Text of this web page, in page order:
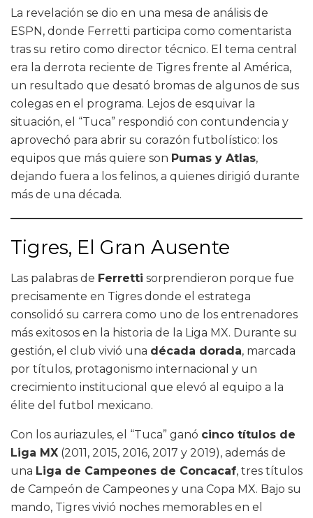
La revelación se dio en una mesa de análisis de
ESPN, donde Ferretti participa como comentarista
tras su retiro como director técnico. El tema central
era la derrota reciente de Tigres frente al América,
un resultado que desató bromas de algunos de sus
colegas en el programa. Lejos de esquivar la
situación, el “Tuca” respondió con contundencia y
aprovechó para abrir su corazón futbolístico: los
equipos que más quiere son Pumas y Atlas,
dejando fuera a los felinos, a quienes dirigió durante
más de una década.
Tigres, El Gran Ausente
Las palabras de Ferretti sorprendieron porque fue
precisamente en Tigres donde el estratega
consolidó su carrera como uno de los entrenadores
más exitosos en la historia de la Liga MX. Durante su
gestión, el club vivió una década dorada, marcada
por títulos, protagonismo internacional y un
crecimiento institucional que elevó al equipo a la
élite del futbol mexicano.
Con los auriazules, el “Tuca” ganó cinco títulos de
Liga MX (2011, 2015, 2016, 2017 y 2019), además de
una Liga de Campeones de Concacaf, tres títulos
de Campeón de Campeones y una Copa MX. Bajo su
mando, Tigres vivió noches memorables en el